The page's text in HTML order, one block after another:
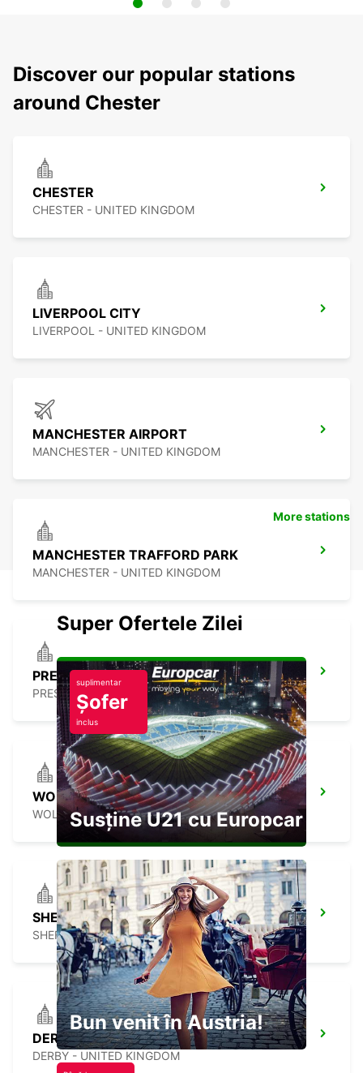
Discover our popular stations
around Chester
CHESTER
CHESTER - UNITED KINGDOM
LIVERPOOL CITY
LIVERPOOL - UNITED KINGDOM
MANCHESTER AIRPORT
MANCHESTER - UNITED KINGDOM
MANCHESTER TRAFFORD PARK
MANCHESTER - UNITED KINGDOM
PRESTON
PRESTON - UNITED KINGDOM
WOLVERHAMPTON
WOLVERHAMPTON - UNITED KINGDOM
SHEFFIELD PARKWAY
SHEFFIELD - UNITED KINGDOM
DERBY
DERBY - UNITED KINGDOM
More stations
Super Ofertele Zilei
suplimentar
Șofer
inclus
Susține U21 cu Europcar
Bun venit în Austria!